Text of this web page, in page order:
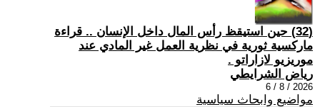
(32) حين استيقظ رأس المال داخل الإنسان .. قراءة
ماركسية ثورية في نظرية العمل غير المادي عند
موريزيو لازاراتو .
رياض الشرايطي
2026 / 8 / 6
مواضيع وابحاث سياسية